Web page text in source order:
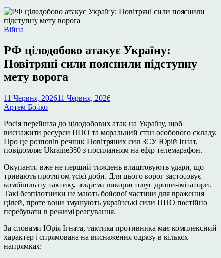
Опублікувати
Війна
РФ цілодобово атакує Україну:
Повітряні сили пояснили підступну
мету ворога
11 Червня, 202611 Червня, 2026
Артем Бойко
Росія перейшла до цілодобових атак на Україну, щоб
виснажити ресурси ППО та моральний стан особового складу.
Про це розповів речник Повітряних сил ЗСУ Юрій Ігнат,
повідомляє Ukraine360 з посиланням на ефір телемарафон.
Окупанти вже не перший тиждень влаштовують удари, що
тривають протягом усієї доби. Для цього ворог застосовує
комбіновану тактику, зокрема використовує дрони-імітатори.
Такі безпілотники не мають бойової частини для враження
цілей, проте вони змушують українські сили ППО постійно
перебувати в режимі реагування.
За словами Юрія Ігната, тактика противника має комплексний
характер і спрямована на виснаження одразу в кількох
напрямках: